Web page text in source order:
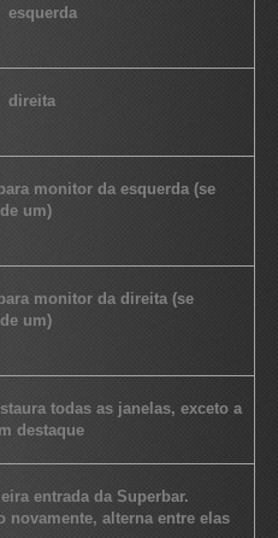
esquerda
direita
monitor da esquerda (se
um)
monitor da direita (se
um)
todas as janelas, exceto a
destaque
entrada da Superbar.
novamente, alterna entre elas